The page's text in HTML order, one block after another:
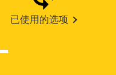
已使用的选项